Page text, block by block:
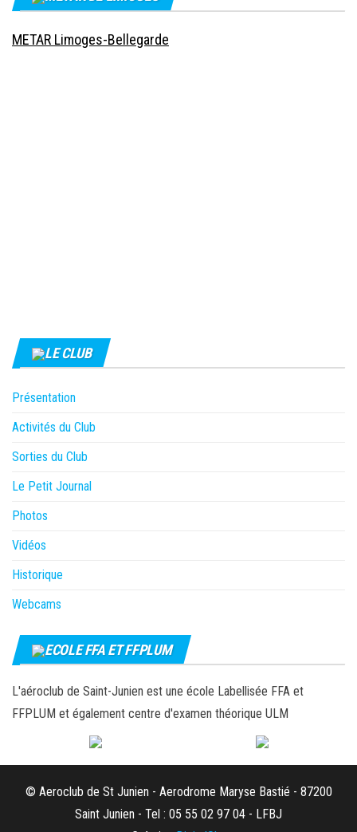
METAR Limoges-Bellegarde
LE CLUB
Présentation
Activités du Club
Sorties du Club
Le Petit Journal
Photos
Vidéos
Historique
Webcams
ECOLE FFA ET FFPLUM
L'aéroclub de Saint-Junien est une école Labellisée FFA et
FFPLUM et également centre d'examen théorique ULM
© Aeroclub de St Junien - Aerodrome Maryse Bastié - 87200
Saint Junien - Tel : 05 55 02 97 04 - LFBJ